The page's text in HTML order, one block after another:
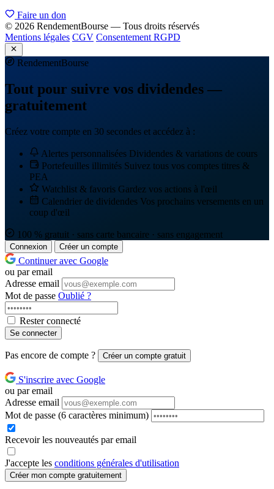
Faire un don
© 2026 RendementBourse — Tous droits réservés
Mentions légales CGV Consentement RGPD
RendementBourse
Tout pour suivre vos dividendes —
gratuitement
Créez votre compte en 30 secondes et accédez à :
Alertes personnalisées Dividendes & variations de cours
Portefeuilles illimités Suivez tous vos comptes titres &
PEA
Watchlist & favoris Gardez vos actions à l'œil
Calendrier de dividendes Vos prochains versements en un
coup d'œil
100 % gratuit · sans carte bancaire · sans engagement
Connexion Créer un compte
Continuer avec Google
ou par email
Adresse email
Mot de passe Oublié ?
Rester connecté
Se connecter
Pas encore de compte ? Créer un compte gratuit
S'inscrire avec Google
ou par email
Adresse email
Mot de passe (6 caractères minimum)
Recevoir les nouveautés par email
J'accepte les conditions générales d'utilisation
Créer mon compte gratuitement